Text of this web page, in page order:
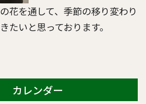
花を通して、季節の移り変わり
たいと思っております。
カレンダー